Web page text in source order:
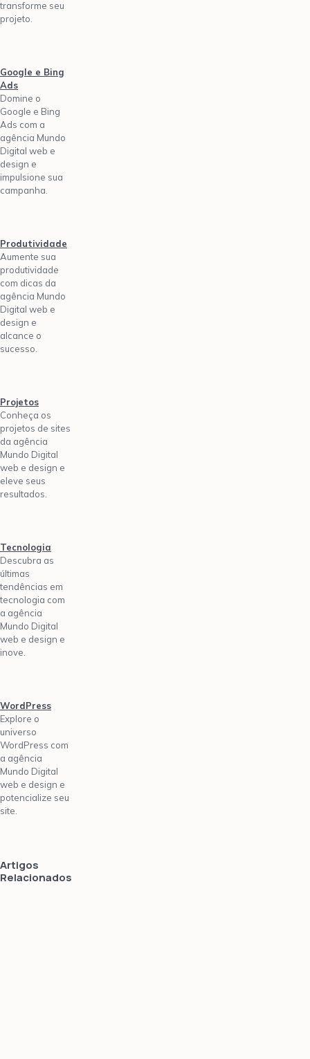
transforme seu
projeto.
Google e Bing
Ads
Domine o
Google e Bing
Ads com a
agência Mundo
Digital web e
design e
impulsione sua
campanha.
Produtividade
Aumente sua
produtividade
com dicas da
agência Mundo
Digital web e
design e
alcance o
sucesso.
Projetos
Conheça os
projetos de sites
da agência
Mundo Digital
web e design e
eleve seus
resultados.
Tecnologia
Descubra as
últimas
tendências em
tecnologia com
a agência
Mundo Digital
web e design e
inove.
WordPress
Explore o
universo
WordPress com
a agência
Mundo Digital
web e design e
potencialize seu
site.
Artigos
Relacionados